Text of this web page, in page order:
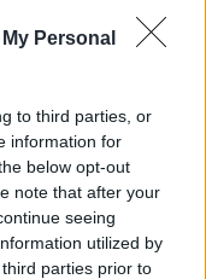
Personal
to third parties, or
information for
below opt-out
note that after your
seeing
utilized by
parties prior to
Rey